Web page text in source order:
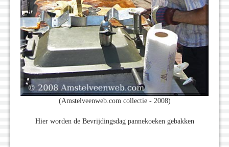
(Amstelveenweb.com collectie - 2008)
Hier worden de Bevrijdingsdag pannekoeken gebakken